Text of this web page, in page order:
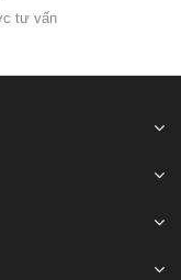
tư vấn